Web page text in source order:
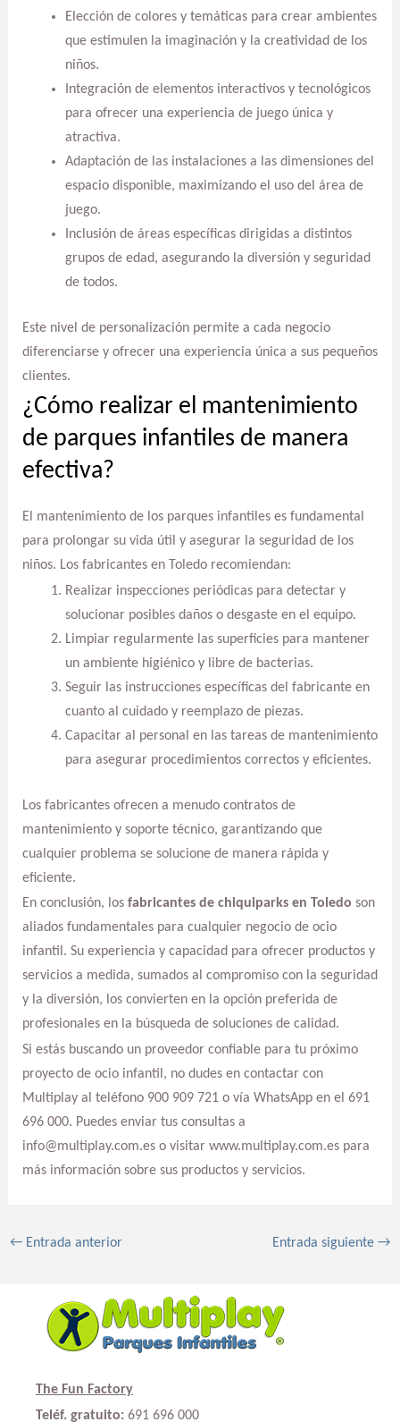
Elección de colores y temáticas para crear ambientes
que estimulen la imaginación y la creatividad de los
niños.
Integración de elementos interactivos y tecnológicos
para ofrecer una experiencia de juego única y
atractiva.
Adaptación de las instalaciones a las dimensiones del
espacio disponible, maximizando el uso del área de
juego.
Inclusión de áreas específicas dirigidas a distintos
grupos de edad, asegurando la diversión y seguridad
de todos.
Este nivel de personalización permite a cada negocio
diferenciarse y ofrecer una experiencia única a sus pequeños
clientes.
¿Cómo realizar el mantenimiento
de parques infantiles de manera
efectiva?
El mantenimiento de los parques infantiles es fundamental
para prolongar su vida útil y asegurar la seguridad de los
niños. Los fabricantes en Toledo recomiendan:
Realizar inspecciones periódicas para detectar y
solucionar posibles daños o desgaste en el equipo.
Limpiar regularmente las superficies para mantener
un ambiente higiénico y libre de bacterias.
Seguir las instrucciones específicas del fabricante en
cuanto al cuidado y reemplazo de piezas.
Capacitar al personal en las tareas de mantenimiento
para asegurar procedimientos correctos y eficientes.
Los fabricantes ofrecen a menudo contratos de
mantenimiento y soporte técnico, garantizando que
cualquier problema se solucione de manera rápida y
eficiente.
En conclusión, los fabricantes de chiquiparks en Toledo son
aliados fundamentales para cualquier negocio de ocio
infantil. Su experiencia y capacidad para ofrecer productos y
servicios a medida, sumados al compromiso con la seguridad
y la diversión, los convierten en la opción preferida de
profesionales en la búsqueda de soluciones de calidad.
Si estás buscando un proveedor confiable para tu próximo
proyecto de ocio infantil, no dudes en contactar con
Multiplay al teléfono 900 909 721 o vía WhatsApp en el 691
696 000. Puedes enviar tus consultas a
info@multiplay.com.es o visitar www.multiplay.com.es para
más información sobre sus productos y servicios.
←Entrada anterior Entrada siguiente→
The Fun Factory
Teléf. gratuito: 691 696 000